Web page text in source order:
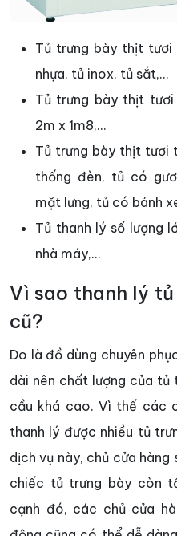
Tủ trưng bày thịt
nhựa, tủ inox, tủ sắt,...
Tủ trưng bày thịt
2m x 1m8,...
Tủ trưng bày thịt tươi
thống đèn, tủ có
mặt lưng, tủ có bánh
Tủ thanh lý số lượng
nhà máy,...
Vì sao thanh lý
cũ?
Do là đồ dùng chuyên
dài nên chất lượng của
cầu khá cao. Vì thế các
thanh lý được nhiều tủ
dịch vụ này, chủ cửa
chiếc tủ trưng bày còn
cạnh đó, các chủ cửa